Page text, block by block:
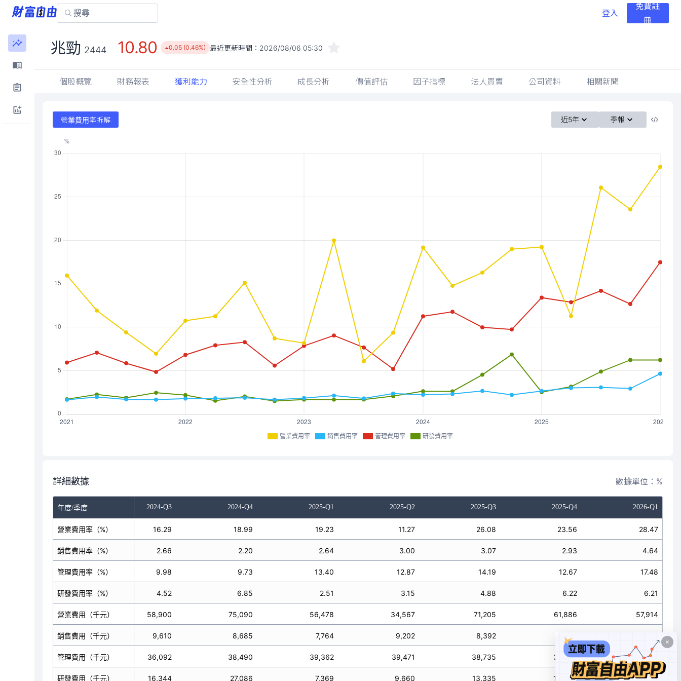
登入
免費註
冊
兆勁 2444 10.80 0.05 (0.46%) 最近更新時間： 2026/08/06 05:30
個股概覽 財務報表 獲利能力 安全性分析 成長分析 價值評估 因子指標 法人買賣 公司資料 相關新聞
營業費用率拆解 近5年 季報
營業費用率 銷售費用率 管理費用率 研發費用率
詳細數據 數據單位：%
年度/季度
2024-Q2 2024-Q3 2024-Q4 2025-Q1 2025-Q2 2025-Q3 2025-Q4 2026-Q1
營業費用率（%）
銷售費用率（%）
管理費用率（%）
研發費用率（%）
營業費用（千元）
銷售費用（千元）
管理費用（千元）
研發費用（千元）
14.77 16.29 18.99 19.23 11.27 26.08 23.56 28.47
2.30 2.66 2.20 2.64 3.00 3.07 2.93 4.64
11.78 9.98 9.73 13.40 12.87 14.19 12.67 17.48
2.60 4.52 6.85 2.51 3.15 4.88 6.22 6.21
48,017 58,900 75,090 56,478 34,567 71,205 61,886 57,914
7,474 9,610 8,685 7,764 9,202 8,392 7,683
38,281 36,092 38,490 39,362 39,471 38,735 33,270 35,554
8,445 16,344 27,086 7,369 9,660 13,335 16,346 12,639